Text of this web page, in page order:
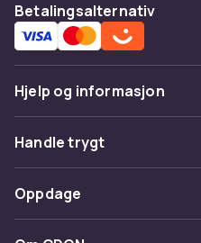
selvvannende
lenger og passer på
og busker trenger
frost. Velg alltid potter
å beskytte røttene mot
innsatser
Betalingsalternativ
Hjelp og informasjon
Vanlige spørsmål
Spor pakke
Angre & returner her
Handle trygt
Betaling
Levering
Oppdage
Kategorier